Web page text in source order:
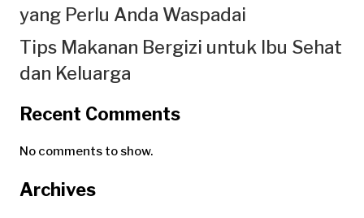
yang Perlu Anda Waspadai
Tips Makanan Bergizi untuk Ibu Sehat
dan Keluarga
Recent Comments
No comments to show.
Archives